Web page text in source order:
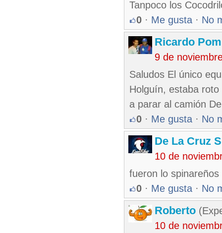
Tanpoco los
0 · Me gusta · No
Ricardo
9 de
Saludos El único
Holguín, estaba
a parar al camión
0 · Me gusta · No
De La Cruz
10 de
fueron lo
0 · Me gusta · No
Roberto
10 de